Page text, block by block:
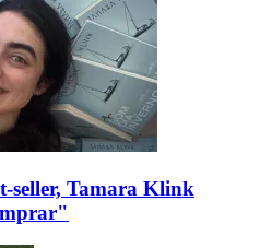
seller, Tamara Klink